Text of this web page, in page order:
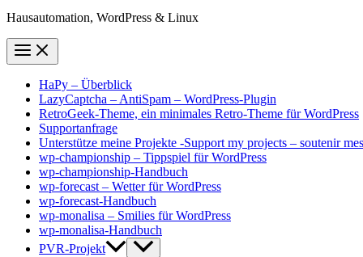
Hausautomation, WordPress & Linux
HaPy – Überblick
LazyCaptcha – AntiSpam – WordPress-Plugin
RetroGeek-Theme, ein minimales Retro-Theme für WordPress
Supportanfrage
Unterstütze meine Projekte -Support my projects – soutenir
wp-championship – Tippspiel für WordPress
wp-championship-Handbuch
wp-forecast – Wetter für WordPress
wp-forecast-Handbuch
wp-monalisa – Smilies für WordPress
wp-monalisa-Handbuch
PVR-Projekt